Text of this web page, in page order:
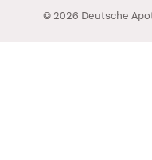
© 2026 Deutsche